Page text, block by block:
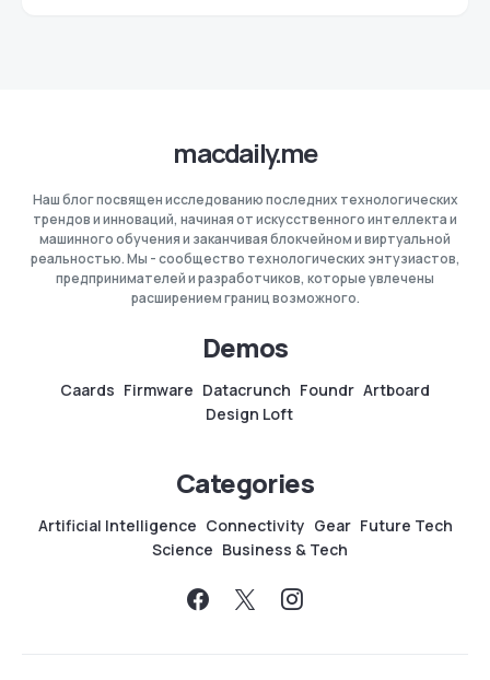
macdaily.me
Наш блог посвящен исследованию последних технологических
трендов и инноваций, начиная от искусственного интеллекта и
машинного обучения и заканчивая блокчейном и виртуальной
реальностью. Мы - сообщество технологических энтузиастов,
предпринимателей и разработчиков, которые увлечены
расширением границ возможного.
Demos
Caards Firmware Datacrunch Foundr Artboard
Design Loft
Categories
Artificial Intelligence Connectivity Gear Future Tech
Science Business & Tech